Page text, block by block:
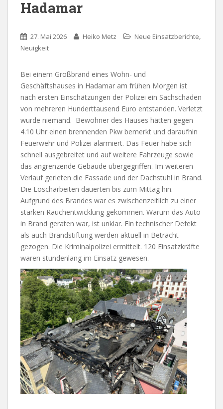
Hadamar
27. Mai 2026 Heiko Metz Neue Einsatzberichte,
Neuigkeit
Bei einem Großbrand eines Wohn- und
Geschäftshauses in Hadamar am frühen Morgen ist
nach ersten Einschätzungen der Polizei ein Sachschaden
von mehreren Hunderttausend Euro entstanden. Verletzt
wurde niemand. Bewohner des Hauses hätten gegen
4.10 Uhr einen brennenden Pkw bemerkt und daraufhin
Feuerwehr und Polizei alarmiert. Das Feuer habe sich
schnell ausgebreitet und auf weitere Fahrzeuge sowie
das angrenzende Gebäude übergegriffen. Im weiteren
Verlauf gerieten die Fassade und der Dachstuhl in Brand.
Die Löscharbeiten dauerten bis zum Mittag hin.
Aufgrund des Brandes war es zwischenzeitlich zu einer
starken Rauchentwicklung gekommen. Warum das Auto
in Brand geraten war, ist unklar. Ein technischer Defekt
als auch Brandstiftung werden aktuell in Betracht
gezogen. Die Kriminalpolizei ermittelt. 120 Einsatzkräfte
waren stundenlang im Einsatz gewesen.